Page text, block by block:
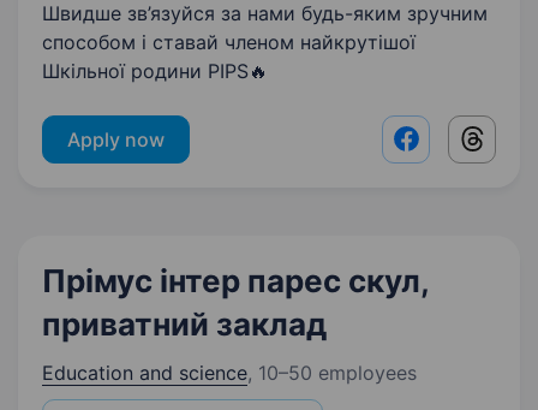
Швидше зв’язуйся за нами будь-яким зручним
способом і ставай членом найкрутішої
Шкільної родини PIPS🔥
Apply now Facebook
Прімус інтер парес скул,
приватний заклад
Education and science, 10–50 employees